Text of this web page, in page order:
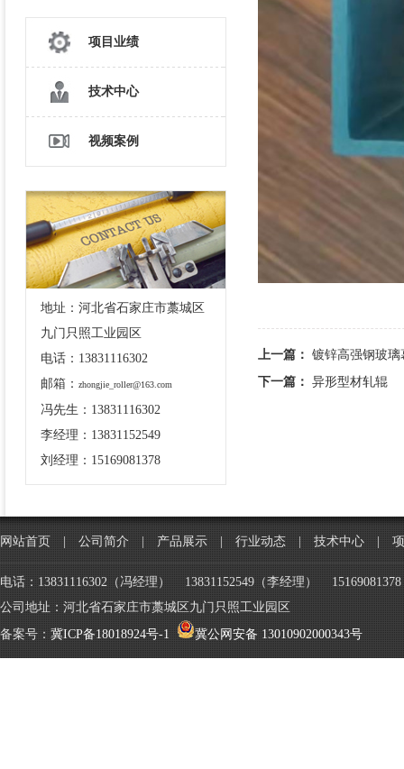
项目业绩
技术中心
视频案例
地址：河北省石家庄市藁城区
九门只照工业园区
电话：13831116302
邮箱： zhongjie_roller@163.com
冯先生：13831116302
李经理：13831152549
刘经理：15169081378
上一篇： 镀锌高强钢玻璃
下一篇： 异形型材轧辊
网站首页 公司简介 | 产品展示 行业动态 | 技术中心
电话：13831116302（冯经理） 13831152549（李经理）
公司地址：河北省石家庄市藁城区九门只照工业园区
备案号：冀ICP备18018924号-1 冀公网安备 13010902000343号